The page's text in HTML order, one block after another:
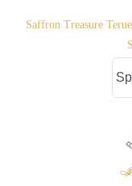
Saffron Treasure